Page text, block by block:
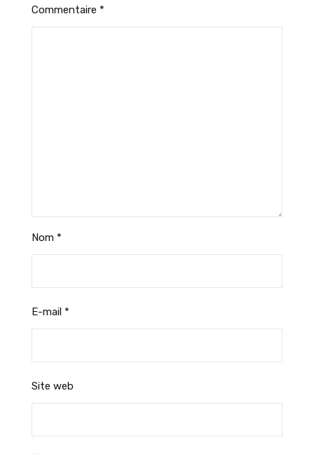
Commentaire *
Nom *
E-mail *
Site web